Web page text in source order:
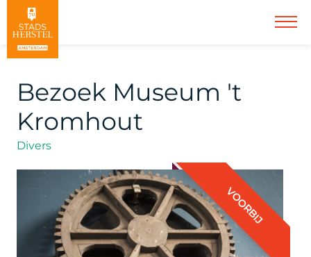
Bezoek Museum 't
Kromhout
Divers
VOORBIJ